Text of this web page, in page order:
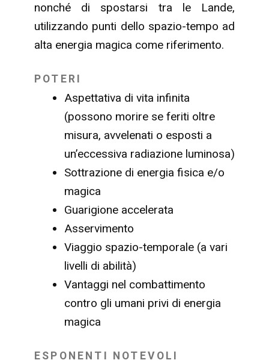
nonché di spostarsi tra le Lande,
utilizzando punti dello spazio-tempo ad
alta energia magica come riferimento.
POTERI
Aspettativa di vita infinita
(possono morire se feriti oltre
misura, avvelenati o esposti a
un’eccessiva radiazione luminosa)
Sottrazione di energia fisica e/o
magica
Guarigione accelerata
Asservimento
Viaggio spazio-temporale (a vari
livelli di abilità)
Vantaggi nel combattimento
contro gli umani privi di energia
magica
ESPONENTI NOTEVOLI